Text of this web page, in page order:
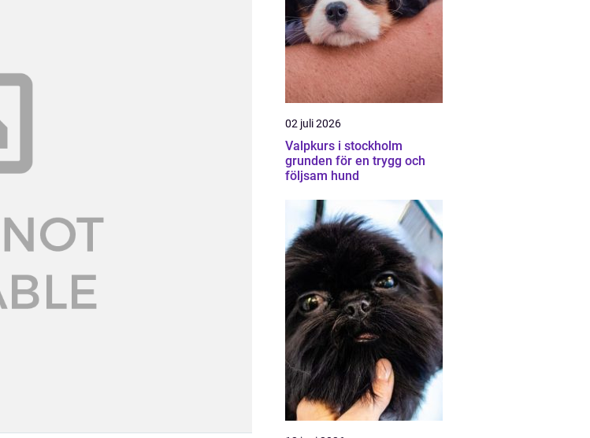
02 juli 2026
Valpkurs i stockholm
grunden för en trygg och
följsam hund